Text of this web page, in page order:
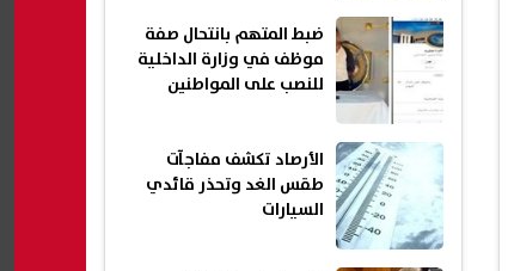
ضبط المتهم بانتحال صفة
موظف في وزارة الداخلية
للنصب على المواطنين
الأرصاد تكشف مفاجآت
طقس الغد وتحذر قائدي
السيارات